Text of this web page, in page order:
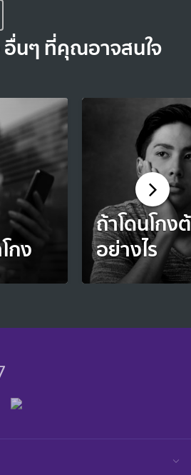
อื่นๆ ที่คุณอาจสนใจ
กง
ถ้าโดนโกง
อย่างไร